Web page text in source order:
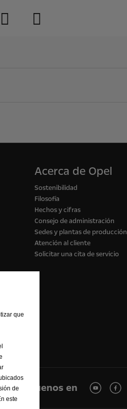
Acerca de Opel
Sostenibilidad
Filosofía
Hechos y cifras
Consejo de administración
Sedes y plantas de producción
Atención al cliente
Solicitar una cita de servicio
Síguenos en
que
de
este